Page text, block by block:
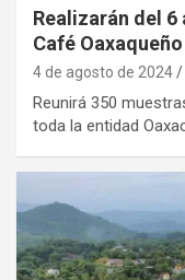
Realizarán del 6
Café
4 de agosto de 2024
Reunirá 350
toda la entidad